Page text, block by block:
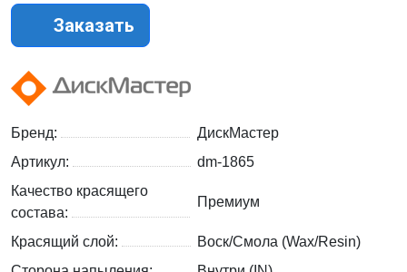
Заказать
Бренд:
ДискМастер
Артикул:
dm-1865
Качество красящего
состава:
Премиум
Красящий слой:
Воск/Смола (Wax/Resin)